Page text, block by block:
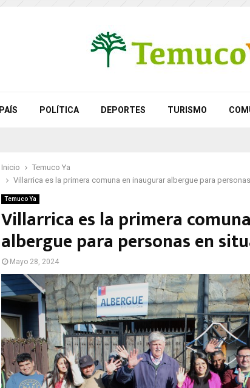
PAÍS POLÍTICA DEPORTES TURISMO
Inicio
Temuco Ya
Villarrica es la primera comuna en inaugurar albergue para
Temuco Ya
Villarrica es la primera
albergue para personas en
Mayo 28, 2024